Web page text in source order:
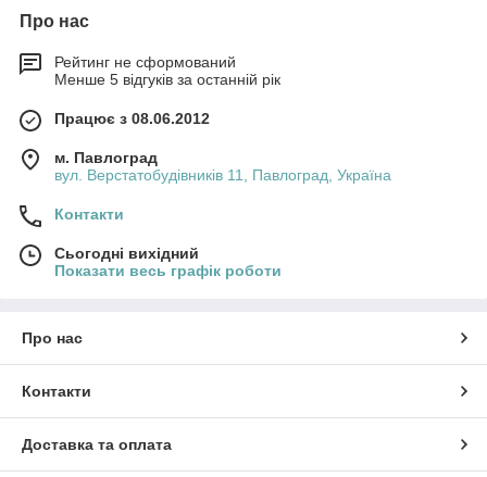
Про нас
Рейтинг не сформований
Менше 5 відгуків за останній рік
Працює з 08.06.2012
м. Павлоград
вул. Верстатобудівників 11, Павлоград, Україна
Контакти
Сьогодні вихідний
Показати весь графік роботи
Про нас
Контакти
Доставка та оплата